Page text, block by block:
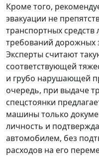
Кроме того,
эвакуации не
транспортных
требований дорожных
Эксперты считают
соответствующей
и грубо нарушающей
очередь, при выдаче
спецстоянки
машины только
личность и
автомобилем, без
расходов на его